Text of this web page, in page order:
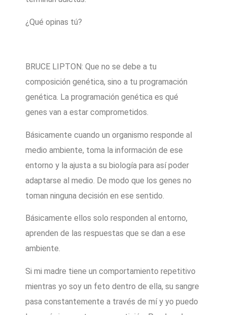
¿Qué opinas tú?
BRUCE LIPTON: Que no se debe a tu
composición genética, sino a tu programación
genética. La programación genética es qué
genes van a estar comprometidos.
Básicamente cuando un organismo responde al
medio ambiente, toma la información de ese
entorno y la ajusta a su biología para así poder
adaptarse al medio. De modo que los genes no
toman ninguna decisión en ese sentido.
Básicamente ellos solo responden al entorno,
aprenden de las respuestas que se dan a ese
ambiente.
Si mi madre tiene un comportamiento repetitivo
mientras yo soy un feto dentro de ella, su sangre
pasa constantemente a través de mí y yo puedo